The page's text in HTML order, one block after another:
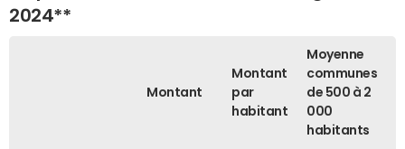
2024**
Montant
Montant
par
habitant
Moyenne
communes
de 500 à 2
000
habitants